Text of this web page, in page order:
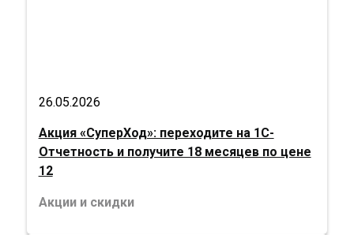
26.05.2026
Акция «СуперХод»: переходите на 1С-
Отчетность и получите 18 месяцев по цене
12
Акции и скидки